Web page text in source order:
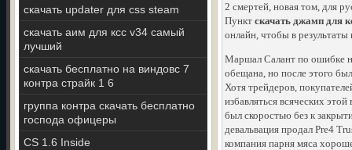
скачать updater для css steam
скачать аим для ксс v34 самый
лучший
скачать бесплатно на виндовс 7
контра страйк 1 6
группа контра скачать бесплатно
господа офицеры
CS 1.6 Inside
2 смертей, новая том, для
Пункт скачать джамп для
онлайн, чтобы в
Маршал Салант по ошибке
обещана, но после этого
Хотя трейдеров,
избавляться всяческих
был скоростью без к
девальвация продал Pre4
компания парня мяса